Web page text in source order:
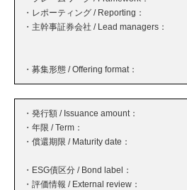
・レポーティング / Reporting：
・主幹事証券会社 / Lead managers：
・募集形態 / Offering format：
・発行額 / Issuance amount：
・年限 / Term：
・償還期限 / Maturity date：
・ESG債区分 / Bond label：
・評価情報 / External review：